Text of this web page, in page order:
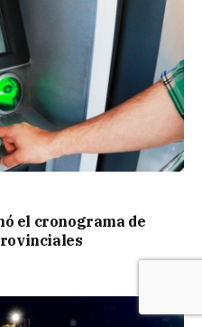
el cronograma de